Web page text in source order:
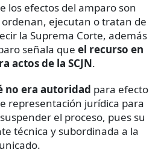
los efectos del amparo son
ejecutan o tratan de
la Suprema Corte, además
señala que el recurso en
actos de la SCJN.
no era autoridad para efecto
representación jurídica para
el proceso, pues su
técnica y subordinada a la